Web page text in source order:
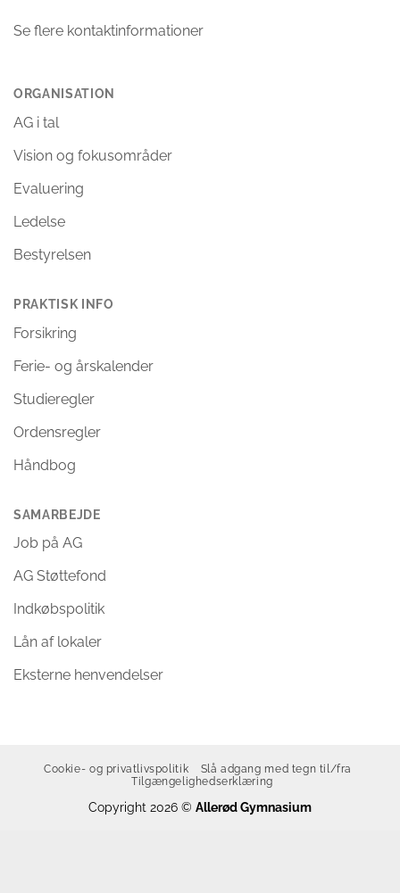
Se flere kontaktinformationer
ORGANISATION
AG i tal
Vision og fokusområder
Evaluering
Ledelse
Bestyrelsen
PRAKTISK INFO
Forsikring
Ferie- og årskalender
Studieregler
Ordensregler
Håndbog
SAMARBEJDE
Job på AG
AG Støttefond
Indkøbspolitik
Lån af lokaler
Eksterne henvendelser
Cookie- og privatlivspolitik
Slå adgang med tegn til/fra
Tilgængelighedserklæring
Copyright 2026 © Allerød Gymnasium